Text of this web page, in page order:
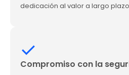
dedicación al valor a largo
Compromiso con la